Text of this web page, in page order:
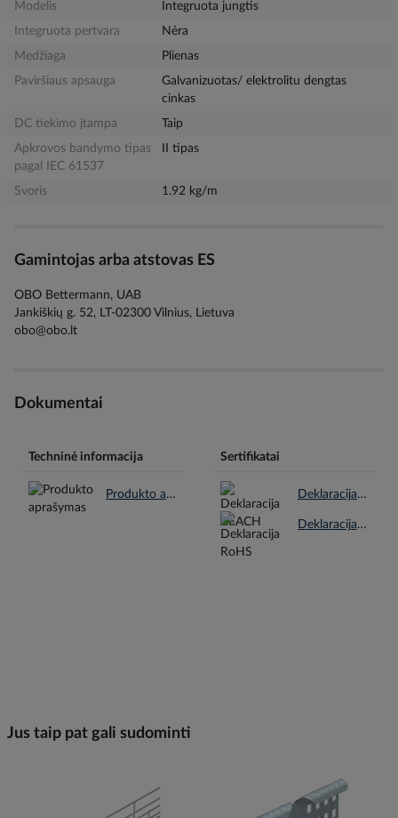
Modelis
Integruota jungtis
Integruota pertvara
Nėra
Medžiaga
Plienas
Paviršiaus apsauga
Galvanizuotas/ elektrolitu dengtas
cinkas
DC tiekimo įtampa
Taip
Apkrovos bandymo tipas
pagal IEC 61537
II tipas
Svoris 1.92 kg/m
Gamintojas arba atstovas ES
OBO Bettermann, UAB
Jankiškių g. 52, LT-02300 Vilnius, Lietuva
obo@obo.lt
Dokumentai
Techninė informacija
Produkto aprašymas.pdf
Sertifikatai
Deklaracija REACH.pdf
Deklaracija RoHS.pdf
Jus taip pat gali sudominti